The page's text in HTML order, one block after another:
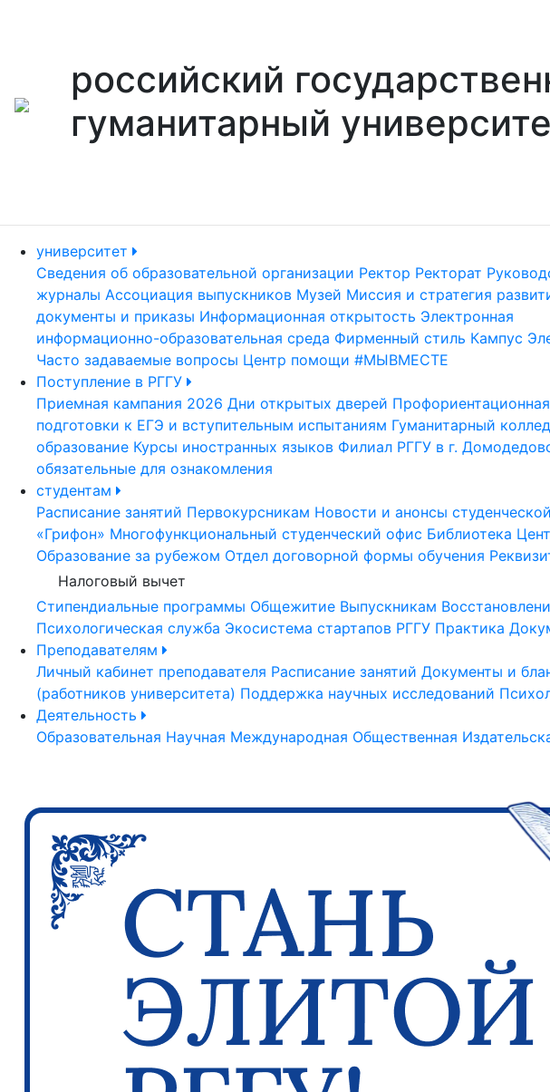
российский
гуманитарный
университет
Сведения об образовательной организации Ректор Ректорат
журналы Ассоциация выпускников Музей Миссия и стратегия
документы и приказы Информационная открытость Электронная
информационно-образовательная среда Фирменный стиль Кампус
Часто задаваемые вопросы Центр помощи #МЫВМЕСТЕ
Поступление в РГГУ
Приемная кампания 2026 Дни открытых дверей
подготовки к ЕГЭ и вступительным испытаниям Гуманитарный
образование Курсы иностранных языков Филиал РГГУ в г.
обязательные для ознакомления
студентам
Расписание занятий Первокурсникам Новости и анонсы
«Грифон» Многофункциональный студенческий офис Библиотека
Образование за рубежом Отдел договорной формы обучения
Налоговый вычет
Стипендиальные программы Общежитие Выпускникам
Психологическая служба Экосистема стартапов РГГУ Практика
Преподавателям
Личный кабинет преподавателя Расписание занятий Документы и
(работников университета) Поддержка научных исследований
Деятельность
Образовательная Научная Международная Общественная
Previous